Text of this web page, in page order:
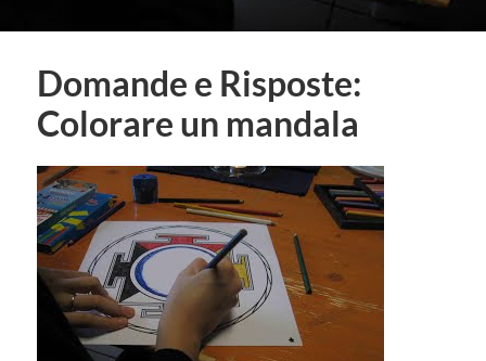
Domande e Risposte:
Colorare un mandala